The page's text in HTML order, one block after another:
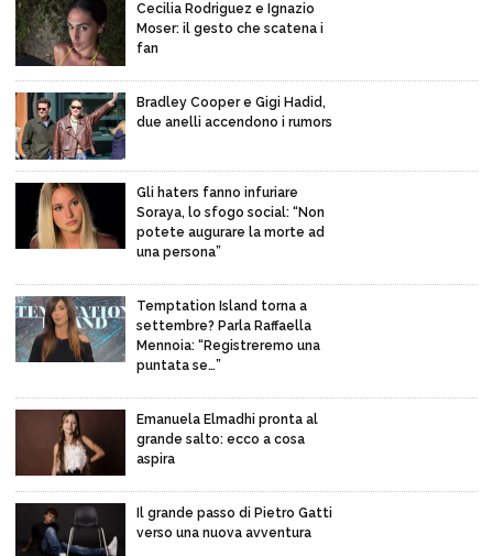
Cecilia Rodriguez e Ignazio
Moser: il gesto che scatena i
fan
Bradley Cooper e Gigi Hadid,
due anelli accendono i rumors
Gli haters fanno infuriare
Soraya, lo sfogo social: “Non
potete augurare la morte ad
una persona”
Temptation Island torna a
settembre? Parla Raffaella
Mennoia: “Registreremo una
puntata se…”
Emanuela Elmadhi pronta al
grande salto: ecco a cosa
aspira
Il grande passo di Pietro Gatti
verso una nuova avventura